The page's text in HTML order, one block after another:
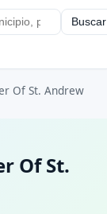
Buscar
Of St. Andrew
Of St.